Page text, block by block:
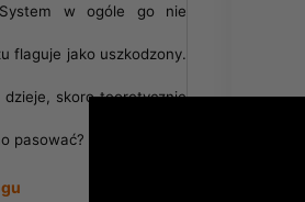
System w ogóle go nie
flaguje jako uszkodzony.
skoro teoretycznie
pasować?